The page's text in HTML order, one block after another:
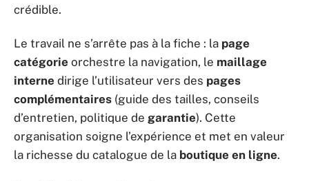
crédible.
Le travail ne s’arrête pas à la fiche : la page
catégorie orchestre la navigation, le maillage
interne dirige l’utilisateur vers des pages
complémentaires (guide des tailles, conseils
d’entretien, politique de garantie). Cette
organisation soigne l’expérience et met en valeur
la richesse du catalogue de la boutique en ligne.